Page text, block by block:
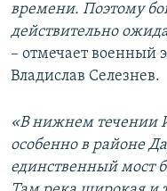
времени. Поэтому
действительно
– отмечает военный
Владислав Селезнев.
«В нижнем течении
особенно в районе
единственный мост